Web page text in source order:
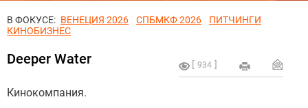
В ФОКУСЕ: ВЕНЕЦИЯ 2026 СПБМКФ 2026
ПИТЧИНГИ
КИНОБИЗНЕС
934
Deeper Water
Кинокомпания.